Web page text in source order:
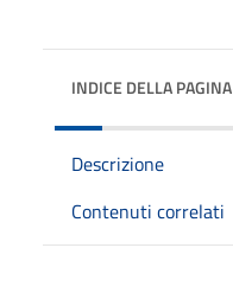
INDICE DELLA PAGINA
Descrizione
Contenuti correlati